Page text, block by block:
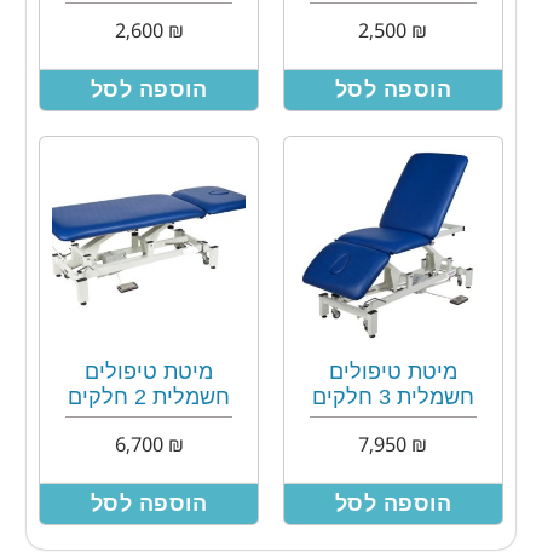
₪
הוספה לסל
₪
2,600
הוספה לסל
מיטת טיפולים
חשמלית 3 חלקים
₪
הוספה לסל
מיטת טיפולים
חשמלית 2 חלקים
₪
6,700
הוספה לסל